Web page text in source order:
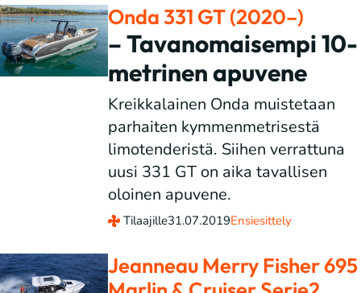
Onda 331 GT (2020–)
– Tavanomaisempi 10-
metrinen apuvene
Kreikkalainen Onda muistetaan
parhaiten kymmenmetrisestä
limotenderistä. Siihen verrattuna
uusi 331 GT on aika tavallisen
oloinen apuvene.
Tilaajille31.07.2019Ensiesittely
Jeanneau Merry Fisher 695